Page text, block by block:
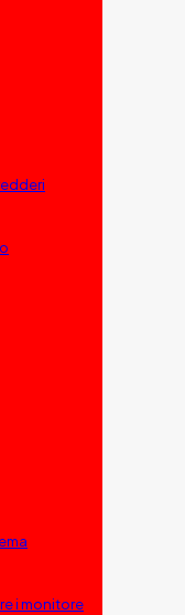
i monitore